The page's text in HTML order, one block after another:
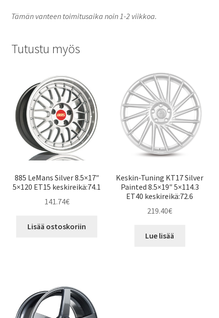
Tämän vanteen toimitusaika noin 1-2 viikkoa.
Tutustu myös
885 LeMans Silver 8.5×17″
5×120 ET15 keskireikä:74.1
141.74€
Lisää ostoskoriin
Keskin-Tuning KT17 Silver
Painted 8.5×19″ 5×114.3
ET40 keskireikä:72.6
219.40€
Lue lisää